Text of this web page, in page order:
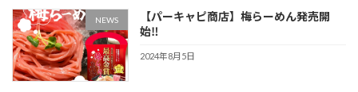
NEWS
【パーキャピ商店】梅らーめん発売開
始‼
2024年8月5日